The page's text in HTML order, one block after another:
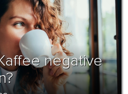
negative